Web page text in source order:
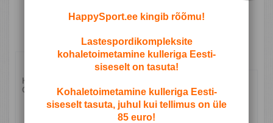
peaaegu kõigile.
Komplektis:
Omadused:
Turnika kõrgus reguleeritav
Kompleksi laius - 660 mm
Kompleksi kõrgus 2200 mm
HappySport.ee kingib rõõmu!
Lastespordikompleksite
kohaletoimetamine kulleriga Eesti-
siseselt on tasuta!
Kohaletoimetamine kulleriga Eesti-
siseselt tasuta, juhul kui tellimus on üle
85 euro!